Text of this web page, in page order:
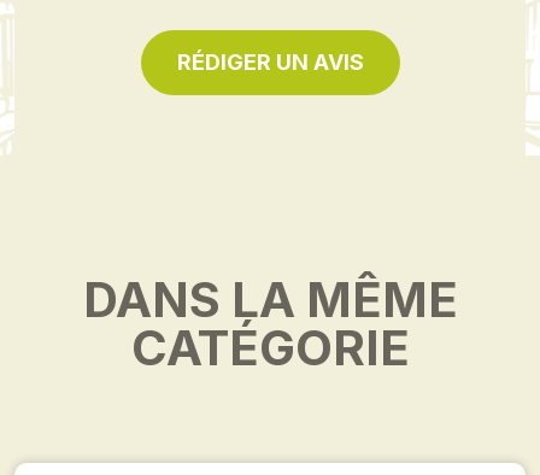
RÉDIGER UN AVIS
DANS LA MÊME
CATÉGORIE